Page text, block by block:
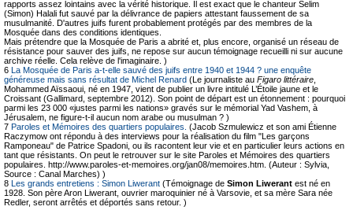
rapports assez lointains avec la vérité historique. Il est exact que le chanteur Selim
(Simon) Halali fut sauvé par la délivrance de papiers attestant faussement de sa
musulmanité. D'autres juifs furent probablement protégés par des membres de la
Mosquée dans des conditions identiques.
Mais prétendre que la Mosquée de Paris a abrité et, plus encore, organisé un réseau de
résistance pour sauver des juifs, ne repose sur aucun témoignage recueilli ni sur aucune
archive réelle. Cela relève de l'imaginaire. )
6 La Mosquée de Paris a-t-elle sauvé des juifs entre 1940 et 1944 ? une enquête
généreuse mais sans résultat de Michel Renard (Le journaliste au Figaro littéraire
Mohammed Aïssaoui, né en 1947, vient de publier un livre intitulé L’Étoile jaune et le
Croissant (Gallimard, septembre 2012). Son point de départ est un étonnement : pourquoi
parmi les 23 000 «justes parmi les nations» gravés sur le mémorial Yad Vashem, à
Jérusalem, ne figure-t-il aucun nom arabe ou musulman ? )
7 Paroles et Mémoires des quartiers populaires. (Jacob Szmulewicz et son ami Étienne
Raczymow ont répondu à des interviews pour la réalisation du film "Les garçons
Ramponeau" de Patrice Spadoni, ou ils racontent leur vie et en particulier leurs actions en
tant que résistants. On peut le retrouver sur le site Paroles et Mémoires des quartiers
populaires. http://www.paroles-et-memoires.org/jan08/memoires.htm. (Auteur : Sylvia,
Source : Canal Marches) )
8 Les grands entretiens : Simon Liwerant (Témoignage de Simon Liwerant est né en
1928. Son père Aron Liwerant, ouvrier maroquinier né à Varsovie, et sa mère Sara née
Redler, seront arrêtés et déportés sans retour. )